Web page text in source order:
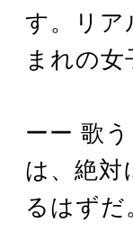
す。リア
まれの
ーー 歌
は、絶対
るはずだ